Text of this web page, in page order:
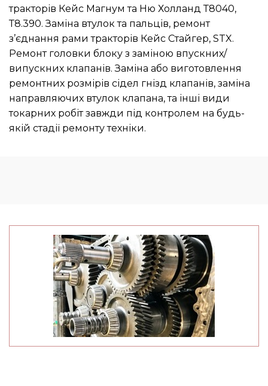
тракторів Кейс Магнум та Ню Холланд Т8040,
Т8.390. Заміна втулок та пальців, ремонт
з’єднання рами тракторів Кейс Стайгер, STX.
Ремонт головки блоку з заміною впускних/
випускних клапанів. Заміна або виготовлення
ремонтних розмірів сідел гнізд клапанів, заміна
направляючих втулок клапана, та інші види
токарних робіт завжди під контролем на будь-
якій стадії ремонту техніки.